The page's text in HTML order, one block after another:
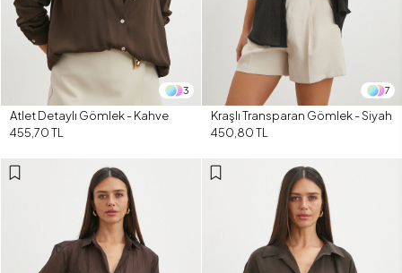
3
Atlet Detaylı Gömlek - Kahve
455,70 TL
7
Kraşlı Transparan Gömlek - Siyah
450,80 TL